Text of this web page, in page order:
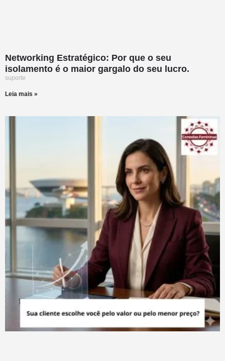
Networking Estratégico: Por que o seu
isolamento é o maior gargalo do seu lucro.
suporte
Leia mais »